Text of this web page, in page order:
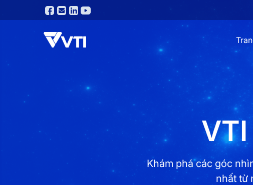
Khám phá các góc
nhất từ